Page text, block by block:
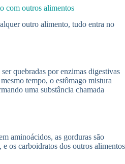
com outros alimentos
outro alimento, tudo entra no
quebradas por enzimas digestivas
tempo, o estômago mistura
uma substância chamada
aminoácidos, as gorduras são
e os carboidratos dos outros alimentos